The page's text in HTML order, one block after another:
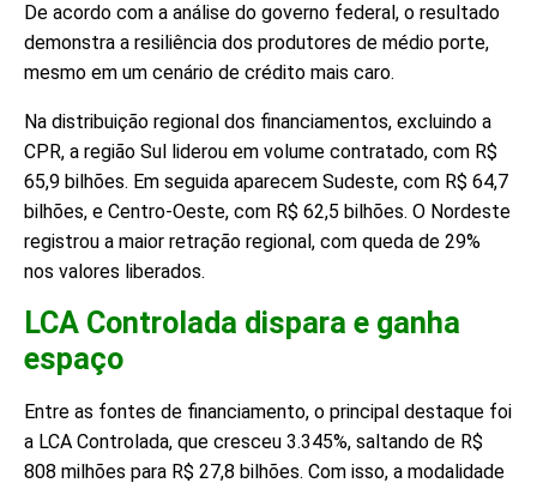
De acordo com a análise do governo federal, o resultado
demonstra a resiliência dos produtores de médio porte,
mesmo em um cenário de crédito mais caro.
Na distribuição regional dos financiamentos, excluindo a
CPR, a região Sul liderou em volume contratado, com R$
65,9 bilhões. Em seguida aparecem Sudeste, com R$ 64,7
bilhões, e Centro-Oeste, com R$ 62,5 bilhões. O Nordeste
registrou a maior retração regional, com queda de 29%
nos valores liberados.
LCA Controlada dispara e ganha
espaço
Entre as fontes de financiamento, o principal destaque foi
a LCA Controlada, que cresceu 3.345%, saltando de R$
808 milhões para R$ 27,8 bilhões. Com isso, a modalidade